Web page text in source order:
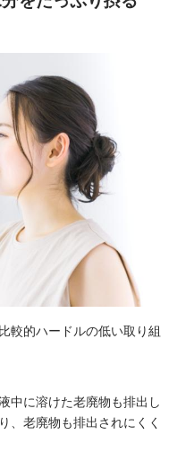
較的ハードルの低い取り組
中に溶けた老廃物も排出し
、老廃物も排出されにくく